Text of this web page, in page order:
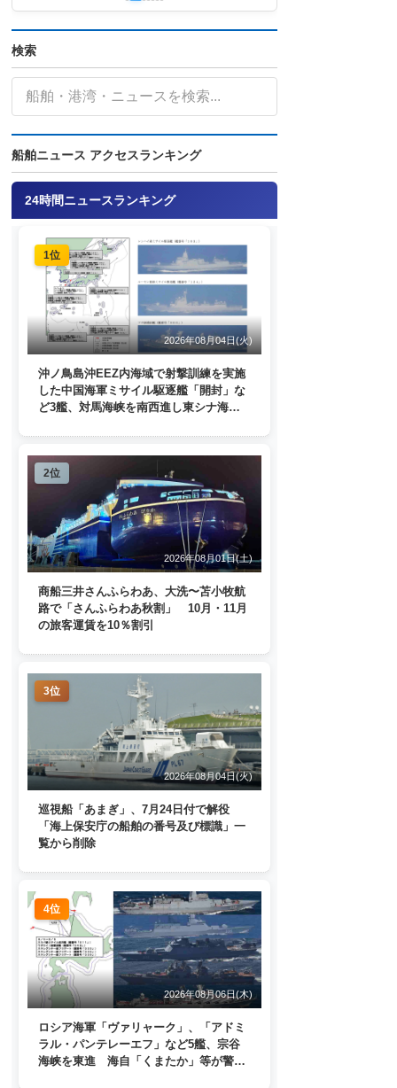
検索
船舶ニュース アクセスランキング
24時間ニュースランキング
1位
2026年08月04日(火)
沖ノ鳥島沖EEZ内海域で射撃訓練を実施
した中国海軍ミサイル駆逐艦「開封」な
ど3艦、対馬海峡を南西進し東シナ海
2位
2026年08月01日(土)
商船三井さんふらわあ、大洗〜苫小牧航
路で「さんふらわあ秋割」 10月・11月
の旅客運賃を10％割引
3位
2026年08月04日(火)
巡視船「あまぎ」、7月24日付で解役
「海上保安庁の船舶の番号及び標識」一
覧から削除
4位
2026年08月06日(木)
ロシア海軍「ヴァリャーク」、「アドミ
ラル・パンテレーエフ」など5艦、宗谷
海峡を東進 海自「くまたか」等が警戒